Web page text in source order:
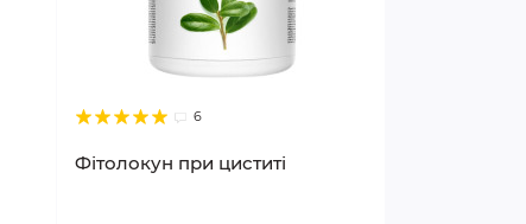
6
Фітолокун при циститі